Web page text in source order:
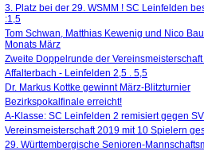
3. Platz bei der 29. WSMM ! SC Leinfelden
:1,5
Tom Schwan, Matthias Kewenig und Nico
Monats März
Zweite Doppelrunde der
Affalterbach - Leinfelden 2,5 . 5,5
Dr. Markus Kottke gewinnt März-Blitzturnier
Bezirkspokalfinale erreicht!
A-Klasse: SC Leinfelden 2 remisiert gegen
Vereinsmeisterschaft 2019 mit 10 Spielern
29. Württembergische Senioren-